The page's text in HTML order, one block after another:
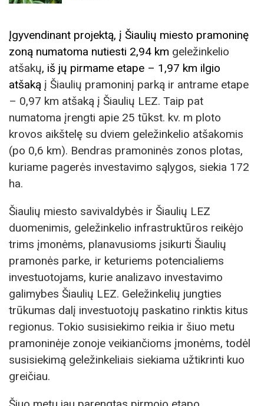
Įgyvendinant projektą, į Šiaulių miesto pramoninę
zoną numatoma nutiesti 2,94 km geležinkelio
atšakų, iš jų pirmame etape – 1,97 km ilgio
atšaką į Šiaulių pramoninį parką ir antrame etape
– 0,97 km atšaką į Šiaulių LEZ. Taip pat
numatoma įrengti apie 25 tūkst. kv. m ploto
krovos aikštelę su dviem geležinkelio atšakomis
(po 0,6 km). Bendras pramoninės zonos plotas,
kuriame pagerės investavimo sąlygos, siekia 172
ha.
Šiaulių miesto savivaldybės ir Šiaulių LEZ
duomenimis, geležinkelio infrastruktūros reikėjo
trims įmonėms, planavusioms įsikurti Šiaulių
pramonės parke, ir keturiems potencialiems
investuotojams, kurie analizavo investavimo
galimybes Šiaulių LEZ. Geležinkelių jungties
trūkumas dalį investuotojų paskatino rinktis kitus
regionus. Tokio susisiekimo reikia ir šiuo metu
pramoninėje zonoje veikiančioms įmonėms, todėl
susisiekimą geležinkeliais siekiama užtikrinti kuo
greičiau.